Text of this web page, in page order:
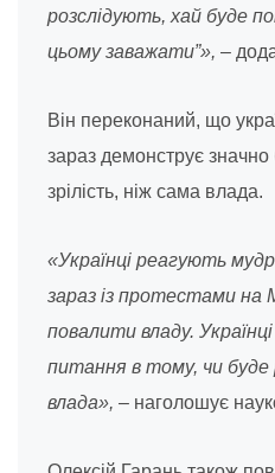
розслідують, хай буде
цьому заважати”», –
Він переконаний, що
зараз демонструє значно
зрілість, ніж сама влада.
«Українці реагують
зараз із протестами на
повалити владу.
питання в тому, чи
влада», – наголошує